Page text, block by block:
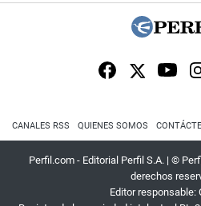
CANALES RSS QUIENES SOMOS
Perfil.com - Editorial Perfil S.A. | ©
derechos
Editor responsable: